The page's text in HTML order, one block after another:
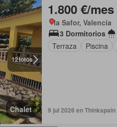
12fotos
Chalet
1.800 €/mes
la Safor, Valencia
3 Dormitorios
Terraza
Piscina
9 jul 2026 en Thinkspain